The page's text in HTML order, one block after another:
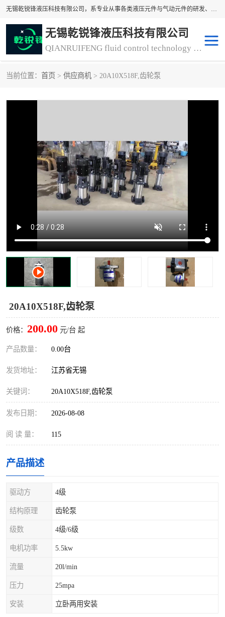
无锡乾锐锋液压科技有限公司，系专业从事各类液压元件与气动元件的研发、生产和销售业务为一体的生产型齿轮泵厂家、液压齿轮泵厂家。主要生产销售风冷式冷却器、液压油风冷却器，冷却器厂家直销、齿轮泵型号、齿轮泵厂家排名详情可来电咨询！
无锡乾锐锋液压科技有限公司
QIANRUIFENG fluid control technology co. LTD
当前位置： 首页 > 供应商机 > 20A10X518F,齿轮泵
20A10X518F,齿轮泵
价格： 200.00 元/台 起
产品数量： 0.00台
发货地址： 江苏省无锡
关键词： 20A10X518F,齿轮泵
发布日期： 2026-08-08
阅 读 量： 115
产品描述
驱动方 4级
结构原理 齿轮泵
级数 4级/6级
电机功率 5.5kw
流量 20l/min
压力 25mpa
安装 立卧两用安装
齿轮泵厂家